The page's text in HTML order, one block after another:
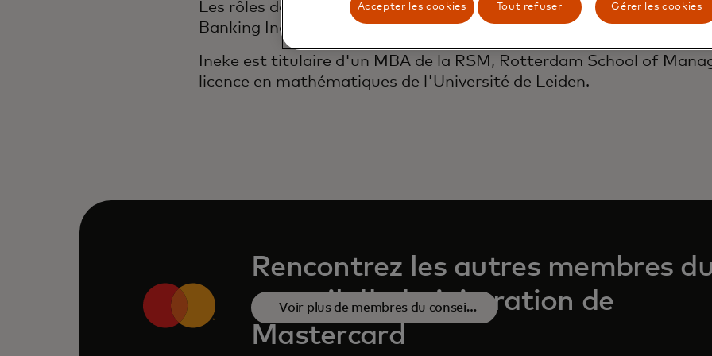
Les rôles de la NED incluent : membre du conseil d'administration
Banking Inc et présidente du conseil de surveillance d'Invest
Ineke est titulaire d'un MBA de la RSM, Rotterdam School of
licence en mathématiques de l'Université de Leiden.
Rencontrez les autres membres du
conseil d'administration de
Mastercard
Voir plus de membres du conseil
d'administration
Accepter les cookies Tout refuser Gérer les cookies